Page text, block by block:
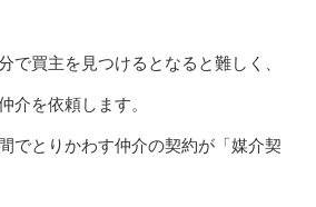
で買主を見つけるとなると難しく、
介を依頼します。
でとりかわす仲介の契約が「媒介契